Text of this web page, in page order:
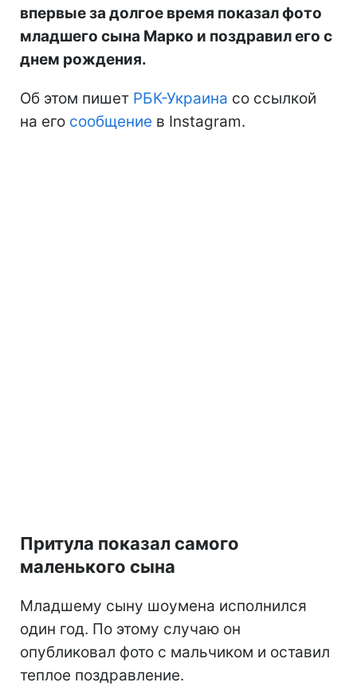
впервые за долгое время показал фото
младшего сына Марко и поздравил его с
днем рождения.
Об этом пишет РБК-Украина со ссылкой
на его сообщение в Instagram.
Притула показал самого
маленького сына
Младшему сыну шоумена исполнился
один год. По этому случаю он
опубликовал фото с мальчиком и оставил
теплое поздравление.